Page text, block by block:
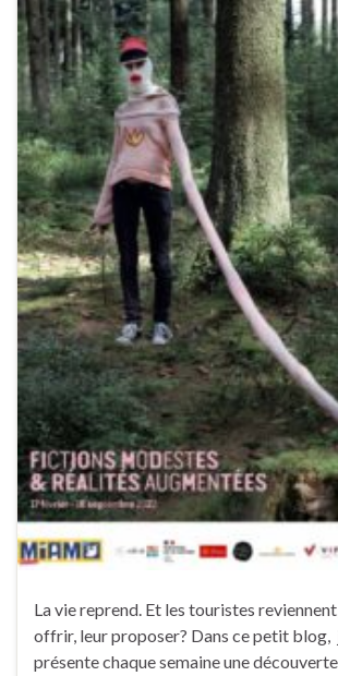
La vie reprend. Et les touristes
offrir, leur proposer? Dans ce petit blog,
présente chaque semaine une